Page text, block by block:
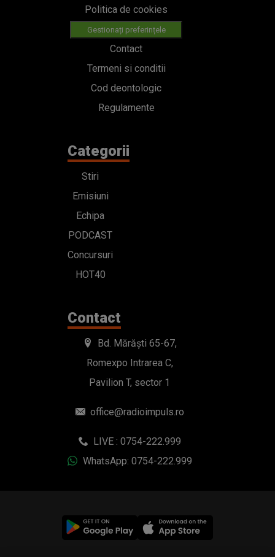
Politica de cookies
Gestionați preferințele
Contact
Termeni si conditii
Cod deontologic
Regulamente
Categorii
Stiri
Emisiuni
Echipa
PODCAST
Concursuri
HOT40
Contact
Bd. Mărăști 65-67,
Romexpo Intrarea C,
Pavilion T, sector 1
office@radioimpuls.ro
LIVE : 0754-222.999
WhatsApp: 0754-222.999